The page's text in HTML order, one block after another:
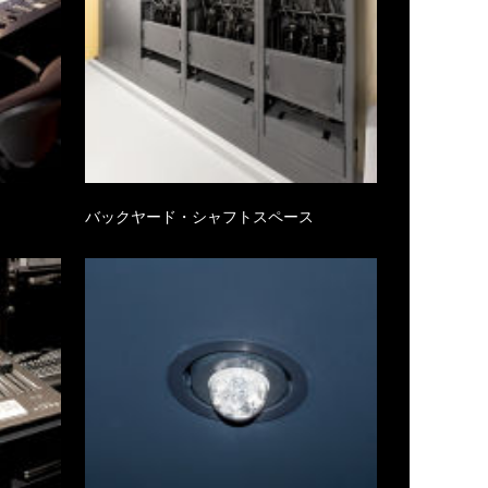
バックヤード・シャフトスペース